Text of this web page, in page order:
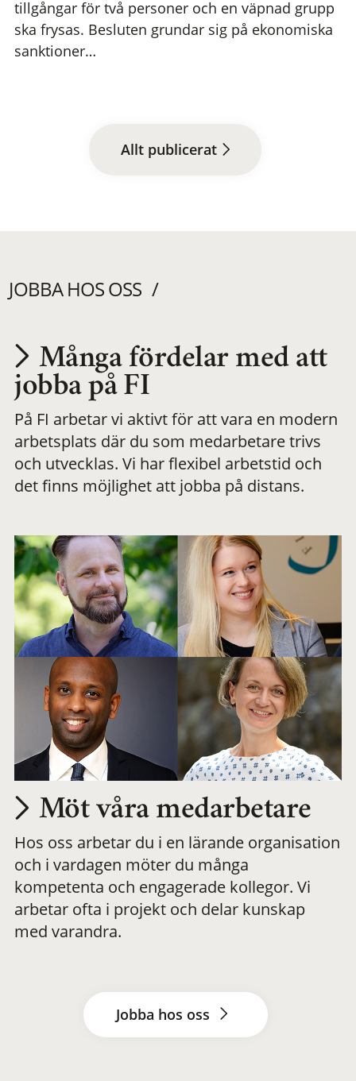
tillgångar för två personer och en väpnad grupp
ska frysas. Besluten grundar sig på ekonomiska
sanktioner…
Allt publicerat
JOBBA HOS OSS
Utvecklas på en
meningsfull och
flexibel
Många fördelar med att
jobba på FI
På FI arbetar vi aktivt för att vara en modern
arbetsplats där du som medarbetare trivs
och utvecklas. Vi har flexibel arbetstid och
det finns möjlighet att jobba på distans.
Möt våra medarbetare
Hos oss arbetar du i en lärande organisation
och i vardagen möter du många
kompetenta och engagerade kollegor. Vi
arbetar ofta i projekt och delar kunskap
med varandra.
Jobba hos oss